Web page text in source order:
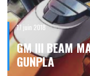
17 juin 2018
GM III BEAM
GUNPLA